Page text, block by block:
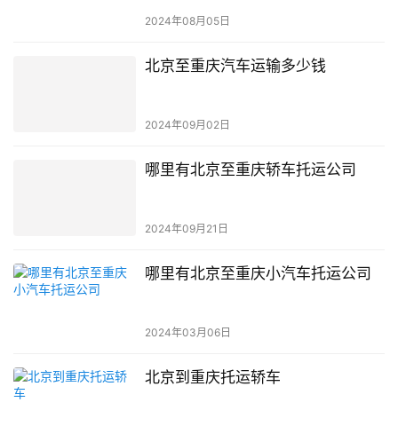
2024年08月05日
北京至重庆汽车运输多少钱
2024年09月02日
哪里有北京至重庆轿车托运公司
2024年09月21日
哪里有北京至重庆小汽车托运公司
2024年03月06日
北京到重庆托运轿车